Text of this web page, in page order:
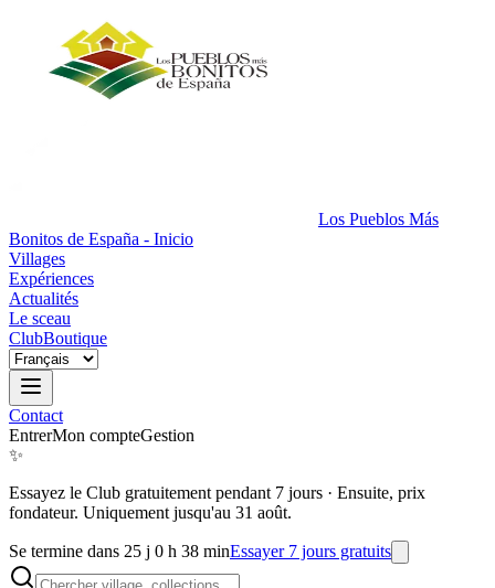
Los Pueblos Más
Bonitos de España - Inicio
Villages
Expériences
Actualités
Le sceau
ClubBoutique
Contact
EntrerMon compteGestion
✨
Essayez le Club gratuitement pendant 7 jours · Ensuite, prix
fondateur. Uniquement jusqu'au 31 août.
Se termine dans 25 j 0 h 38 minEssayer 7 jours gratuits